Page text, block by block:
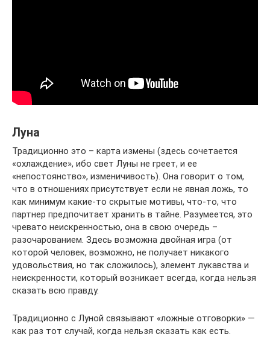
Луна
Традиционно это – карта измены (здесь сочетается
«охлаждение», ибо свет Луны не греет, и ее
«непостоянство», изменичивость). Она говорит о том,
что в отношениях присутствует если не явная ложь, то
как минимум какие-то скрытые мотивы, что-то, что
партнер предпочитает хранить в тайне. Разумеется, это
чревато неискренностью, она в свою очередь –
разочарованием. Здесь возможна двойная игра (от
которой человек, возможно, не получает никакого
удовольствия, но так сложилось), элемент лукавства и
неискренности, который возникает всегда, когда нельзя
сказать всю правду.
Традиционно с Луной связывают «ложные отговорки» —
как раз тот случай, когда нельзя сказать как есть.